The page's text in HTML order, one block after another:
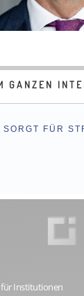
GANZEN
SORGT FÜR
Institutionen